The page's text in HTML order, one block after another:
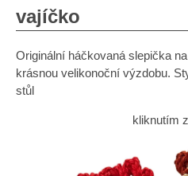
vajíčko
Originální háčkovaná slepička
krásnou velikonoční výzdobu.
stůl
kliknutím